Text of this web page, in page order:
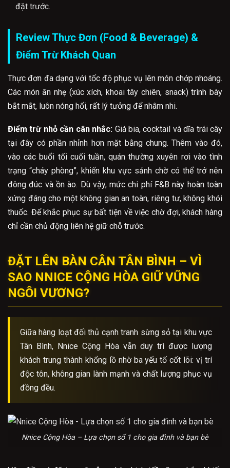
đặt trước.
Review Thực Đơn (Food & Beverage) &
Điểm Trừ Khách Quan
Thực đơn đa dạng với tốc độ phục vụ lên món chớp nhoáng.
Các món ăn nhẹ (xúc xích, khoai tây chiên, snack) trình bày
bắt mắt, luôn nóng hổi, rất lý tưởng để nhâm nhi.
Điểm trừ nhỏ cần cân nhắc: Giá bia, cocktail và dĩa trái cây
tại đây có phần nhỉnh hơn mặt bằng chung. Thêm vào đó,
vào các buổi tối cuối tuần, quán thường xuyên rơi vào tình
trạng “cháy phòng”, khiến khu vực sảnh chờ có thể trở nên
đông đúc và ồn ào. Dù vậy, mức chi phí F&B này hoàn toàn
xứng đáng cho một không gian an toàn, riêng tư, không khói
thuốc. Để khắc phục sự bất tiện về việc chờ đợi, khách hàng
chỉ cần chủ động liên hệ giữ chỗ trước.
ĐẶT LÊN BÀN CÂN TÂN BÌNH – VÌ
SAO NNICE CỘNG HÒA GIỮ VỮNG
NGÔI VƯƠNG?
Giữa hàng loạt đối thủ cạnh tranh sừng sỏ tại khu vực
Tân Bình, Nnice Cộng Hòa vẫn duy trì được lượng
khách trung thành khổng lồ nhờ ba yếu tố cốt lõi: vị trí
độc tôn, không gian lành mạnh và chất lượng phục vụ
đồng đều.
Nnice Cộng Hòa – Lựa chọn số 1 cho gia đình và bạn bè